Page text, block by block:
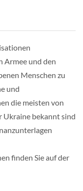
Armee und den
Menschen zu
und
die meisten von
Ukraine bekannt sind
finden Sie auf der